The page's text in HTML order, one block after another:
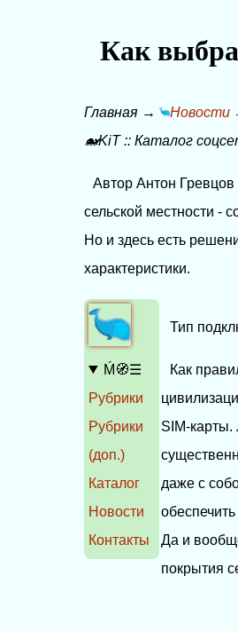
Как
Главная → Новости
🐋KiT::Каталог
Автор Антон Гревцов
сельской местности -
Но и здесь есть
характеристики.
Тип
Как
SIM-карты.
даже с
Да и
покрытия
Ḿ🧭☰
Рубрики
Рубрики
(доп.)
Каталог
Новости
Контакты